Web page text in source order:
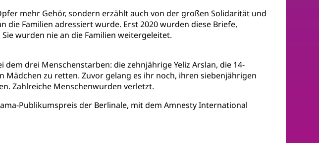
mehr Gehör, sondern erzählt auch von der großen Solidarität und
Familien adressiert wurde. Erst 2020 wurden diese Briefe,
wurden nie an die Familien weitergeleitet.
drei Menschenstarben: die zehnjährige Yeliz Arslan, die 14-
Mädchen zu retten. Zuvor gelang es ihr noch, ihren siebenjährigen
Zahlreiche Menschenwurden verletzt.
Publikumspreis der Berlinale, mit dem Amnesty International